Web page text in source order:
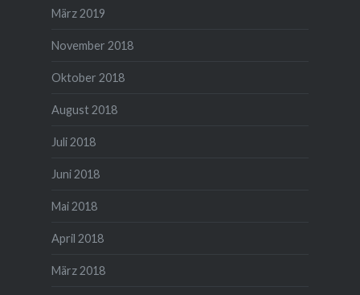
März 2019
November 2018
Oktober 2018
August 2018
Juli 2018
Juni 2018
Mai 2018
April 2018
März 2018